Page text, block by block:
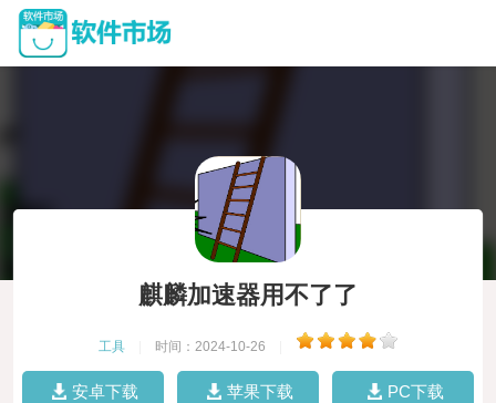
麒麟加速器用不了了
工具 时间：2024-10-26
安卓下载 苹果下载 PC下载